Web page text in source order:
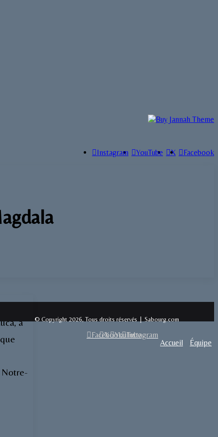
Facebook
X
YouTube
Instagram
a
Notre-
© Copyright 2026, Tous droits réservés | Sabourg.com
Accueil Équipe
Facebook
X YouTube
Instagram